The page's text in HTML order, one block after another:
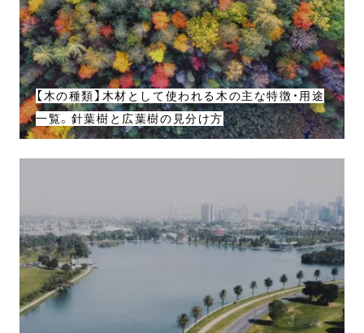
【木の種類】木材として使われる木の主な特徴・用途
一覧。針葉樹と広葉樹の見分け方